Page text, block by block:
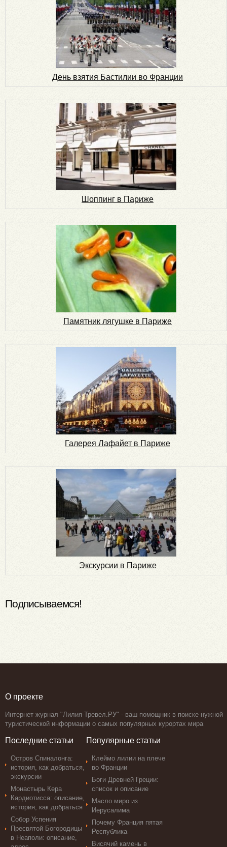
День взятия Бастилии во Франции
Шоппинг в Париже
Памятник лягушке в Париже
Галерея Лафайет в Париже
Экскурсии в Париже
Подписываемся!
О проекте
Интернет журнал "Лилия-Тревел.РУ" - ваш помощник в поиске нужной
туристической информации о самых популярных курортах мира
Последние статьи
Остров Спиналонга:
история, как добраться,
экскурсии
Монастырь Кера
Кардиотисса: описание,
история, как добраться
Собор Успения
Пресвятой Богородицы
в Неаполи: описание,
Популярные статьи
Клеймо лилии на плече
во Франции
Боги Древней Греции:
список и описание
Масло миро из
Иерусалима
Почему Франция пятая
Республика
Висячий камень в